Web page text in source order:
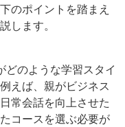
のポイントを踏まえ
します。
どのような学習スタイ
えば、親がビジネス
常会話を向上させた
コースを選ぶ必要が